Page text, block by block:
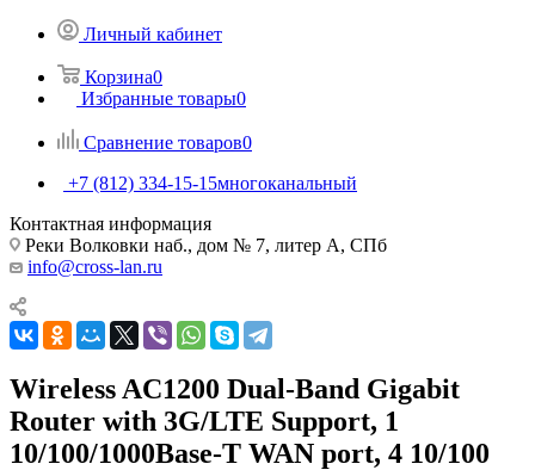
Личный кабинет
Корзина0
Избранные товары0
Сравнение товаров0
+7 (812) 334-15-15многоканальный
Контактная информация
Реки Волковки наб., дом № 7, литер А, СПб
info@cross-lan.ru
Wireless AC1200 Dual-Band Gigabit
Router with 3G/LTE Support, 1
10/100/1000Base-T WAN port, 4 10/100